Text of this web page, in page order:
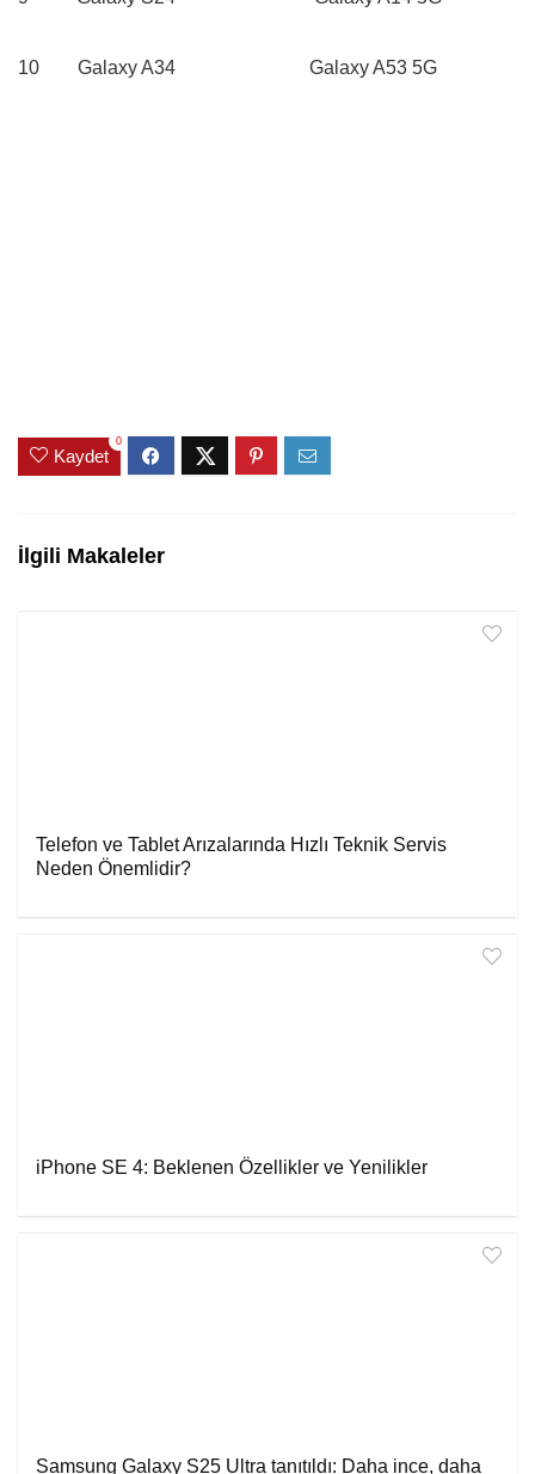
10 Galaxy A34 Galaxy A53 5G
Kaydet
0
İlgili Makaleler
Telefon ve Tablet Arızalarında Hızlı Teknik Servis
Neden Önemlidir?
iPhone SE 4: Beklenen Özellikler ve Yenilikler
Samsung Galaxy S25 Ultra tanıtıldı: Daha ince, daha